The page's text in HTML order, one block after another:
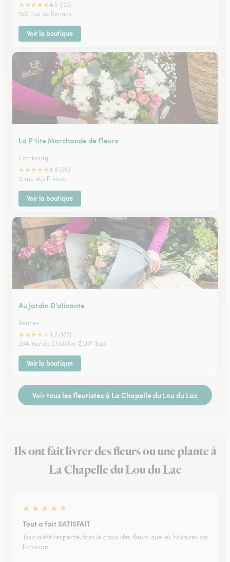
★★★★★4.5 (123)
15B, rue de Rennes
Voir la boutique
La P’tite Marchande de Fleurs
Combourg
★★★★★4.8 (35)
3, rue des Princes
Voir la boutique
Au Jardin D’alicante
Rennes
★★★★
4.2 (133)
204, rue de Chatillon Z.U.P. Sud
Voir la boutique
Voir tous les fleuristes à La Chapelle du Lou du Lac
Ils ont fait livrer des fleurs ou une plante à
La Chapelle du Lou du Lac
★ ★ ★ ★ ★
Tout a fait SATISFAIT
Tout a été respecté, tant le choix des fleurs que les horaires de
livraison.